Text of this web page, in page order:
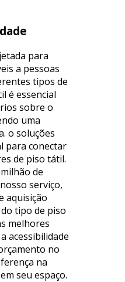
para
a pessoas
tipos de
é essencial
sobre o
uma
o soluções
para conectar
de piso tátil.
de
serviço,
aquisição
tipo de piso
melhores
acessibilidade
no
na
seu espaço.